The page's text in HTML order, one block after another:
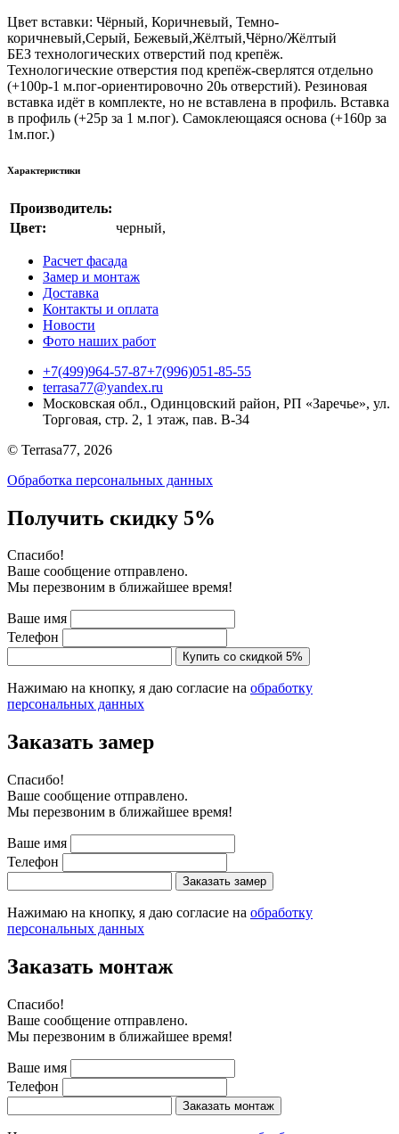
Цвет вставки: Чёрный, Коричневый, Темно-
коричневый,Серый, Бежевый,Жёлтый,Чёрно/Жёлтый
БЕЗ технологических отверстий под крепёж.
Технологические отверстия под крепёж-сверлятся отдельно
(+100р-1 м.пог-ориентировочно 20ь отверстий). Резиновая
вставка идёт в комплекте, но не вставлена в профиль. Вставка
в профиль (+25р за 1 м.пог). Самоклеющаяся основа (+160р за
1м.пог.)
Характеристики
Производитель:
Цвет:
черный,
Расчет фасада
Замер и монтаж
Доставка
Контакты и оплата
Новости
Фото наших работ
+7(499)964-57-87+7(996)051-85-55
terrasa77@yandex.ru
Московская обл., Одинцовский район, РП «Заречье», ул.
Торговая, стр. 2, 1 этаж, пав. B-34
© Terrasa77, 2026
Обработка персональных данных
Получить скидку 5%
Cпасибо!
Ваше сообщение отправлено.
Мы перезвоним в ближайшее время!
Ваше имя
Телефон
Купить со скидкой 5%
Нажимаю на кнопку, я даю согласие на обработку
персональных данных
Заказать замер
Cпасибо!
Ваше сообщение отправлено.
Мы перезвоним в ближайшее время!
Ваше имя
Телефон
Заказать замер
Нажимаю на кнопку, я даю согласие на обработку
персональных данных
Заказать монтаж
Cпасибо!
Ваше сообщение отправлено.
Мы перезвоним в ближайшее время!
Ваше имя
Телефон
Заказать монтаж